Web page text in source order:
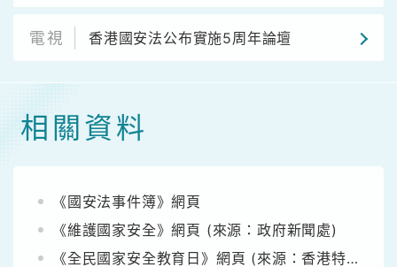
香港國安法公布實施5周年論壇
相關資料
《國安法事件簿》網頁
《維護國家安全》網頁 (來源：政府新聞處)
《全民國家安全教育日》網頁 (來源：香港特區國安委)